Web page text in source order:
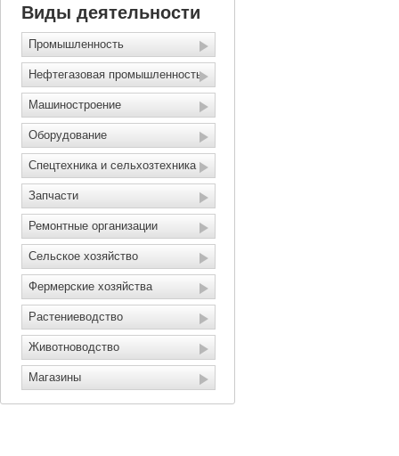
Виды деятельности
Промышленность
Нефтегазовая промышленность
Машиностроение
Оборудование
Спецтехника и сельхозтехника
Запчасти
Ремонтные организации
Сельское хозяйство
Фермерские хозяйства
Растениеводство
Животноводство
Магазины